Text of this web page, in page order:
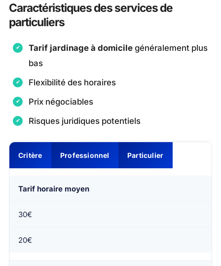
Caractéristiques des services de
particuliers
Tarif jardinage à domicile généralement plus
bas
Flexibilité des horaires
Prix négociables
Risques juridiques potentiels
Critère Professionnel Particulier
Tarif horaire moyen
30€
20€